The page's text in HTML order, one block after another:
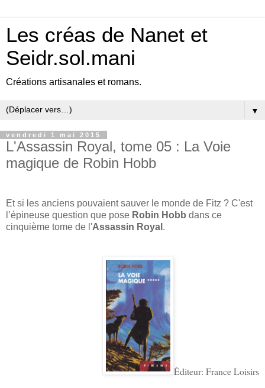
Les créas de Nanet et
Seidr.sol.mani
Créations artisanales et romans.
▼
vendredi 1 mai 2015
L'Assassin Royal, tome 05 : La Voie
magique de Robin Hobb
Et si les anciens pouvaient sauver le monde de Fitz ? C'est
l’épineuse question que pose Robin Hobb dans ce
cinquième tome de l'Assassin Royal .
Éditeur: France Loisirs